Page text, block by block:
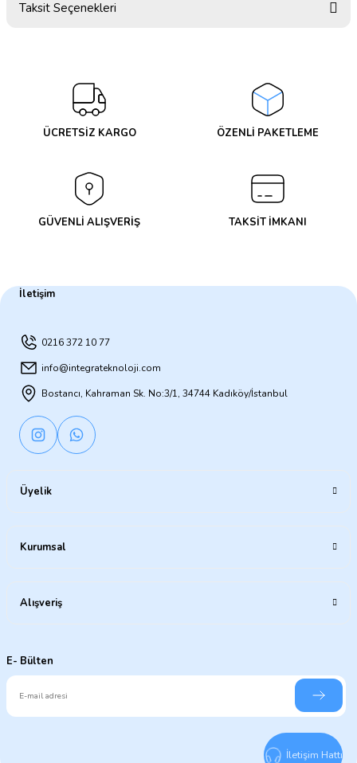
Taksit Seçenekleri
ÜCRETSİZ KARGO ÖZENLİ PAKETLEME
GÜVENLİ ALIŞVERİŞ TAKSİT İMKANI
İletişim
0216 372 10 77
info@integrateknoloji.com
Bostancı, Kahraman Sk. No:3/1, 34744 Kadıköy/İstanbul
Üyelik
Kurumsal
Alışveriş
E- Bülten
İletişim Hattı